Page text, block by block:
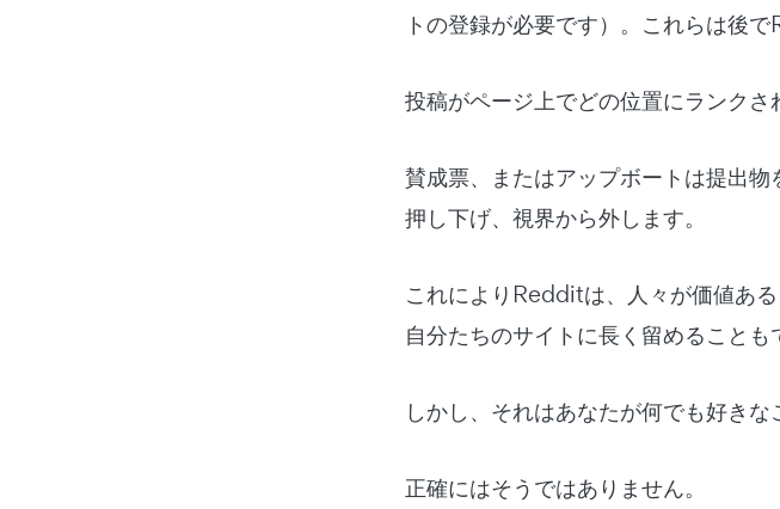
トの登録が必要です）。これらは後
投稿がページ上でどの位置にランクさ
賛成票、またはアップボートは提出
押し下げ、視界から外します。
これによりRedditは、人々が価値あ
自分たちのサイトに長く留めることも
しかし、それはあなたが何でも好き
正確にはそうではありません。